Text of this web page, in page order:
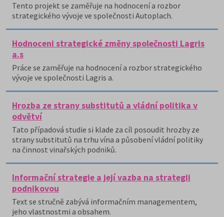
Tento projekt se zaměřuje na hodnocení a rozbor
strategického vývoje ve společnosti Autoplach.
Hodnoceni strategické změny společnosti Lagris
a.s
Práce se zaměřuje na hodnocení a rozbor strategického
vývoje ve společnosti Lagris a.
Hrozba ze strany substitutů a vládní politika v
odvětví
Tato případová studie si klade za cíl posoudit hrozby ze
strany substitutů na trhu vína a působení vládní politiky
na činnost vinařských podniků.
Informační strategie a její vazba na strategii
podnikovou
Text se stručně zabývá informačním managementem,
jeho vlastnostmi a obsahem.